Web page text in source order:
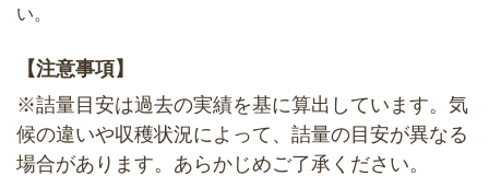
い。
【注意事項】
※詰量目安は過去の実績を基に算出しています。気
候の違いや収穫状況によって、詰量の目安が異なる
場合があります。あらかじめご了承ください。